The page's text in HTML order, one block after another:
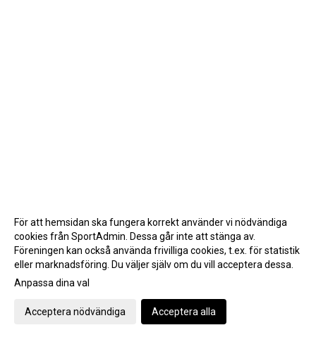
Gå till Webbversion
För att hemsidan ska fungera korrekt använder vi nödvändiga
cookies från SportAdmin. Dessa går inte att stänga av.
Föreningen kan också använda frivilliga cookies, t.ex. för statistik
eller marknadsföring. Du väljer själv om du vill acceptera dessa.
Anpassa dina val
Acceptera nödvändiga Acceptera alla